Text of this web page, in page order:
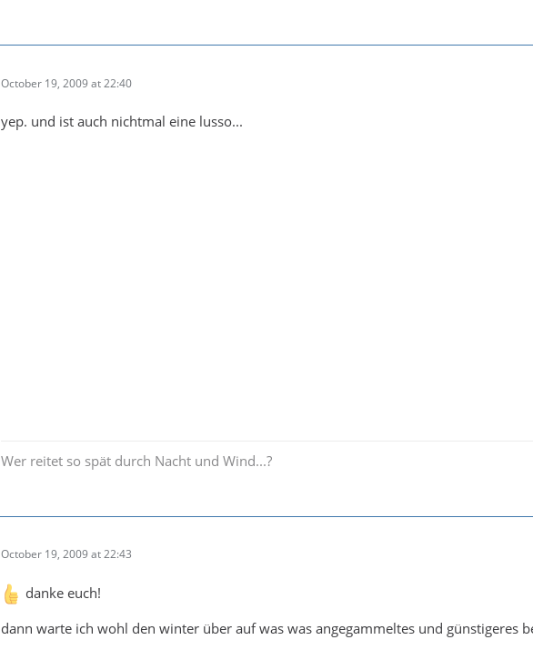
October 19, 2009 at 22:40
yep. und ist auch nichtmal eine lusso...
Wer reitet so spät durch Nacht und Wind...?
October 19, 2009 at 22:43
danke euch!
dann warte ich wohl den winter über auf was was angegammeltes und günstigeres